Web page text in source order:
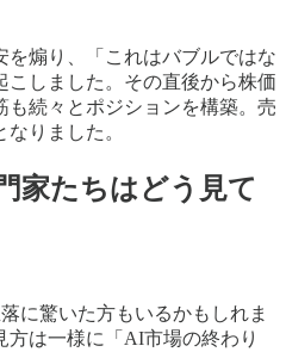
を煽り、「これはバブルではな
こしました。その直後から株価
も続々とポジションを構築。売
りました。
家たちはどう見て
に驚いた方もいるかもしれま
は一様に「AI市場の終わり